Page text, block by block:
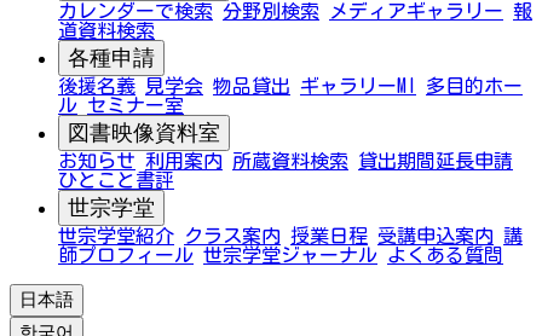
カレンダーで検索 分野別検索 メディアギャラリー 報
道資料検索
各種申請
後援名義 見学会 物品貸出 ギャラリーMI
多目的ホー
ル セミナー室
図書映像資料室
お知らせ 利用案内 所蔵資料検索
貸出期間延長申請
ひとこと書評
世宗学堂
世宗学堂紹介 クラス案内 授業日程 受講申込案内 講
師プロフィール 世宗学堂ジャーナル よくある質問
日本語
한국어